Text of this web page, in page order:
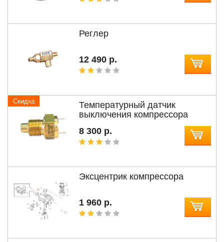
Реглер
12 490 р.
Скидка
Температурный датчик
выключения компрессора
8 300 р.
Эксцентрик компрессора
1 960 р.